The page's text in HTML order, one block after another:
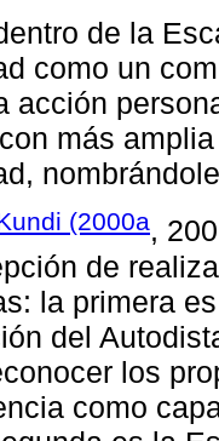
de la
como un
acción
más
(2000a,
de
la primera
del
los
como